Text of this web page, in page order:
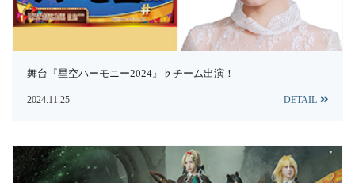
舞台『星空ハーモニー2024』♭チーム出演！
2024.11.25 DETAIL